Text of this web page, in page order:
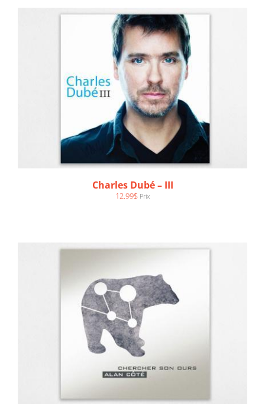
Charles Dubé – III
12.99$ Prix
AJOUTER AU PANIER / DÉTAILS
AJOUTER AU PANIER / DÉTAILS